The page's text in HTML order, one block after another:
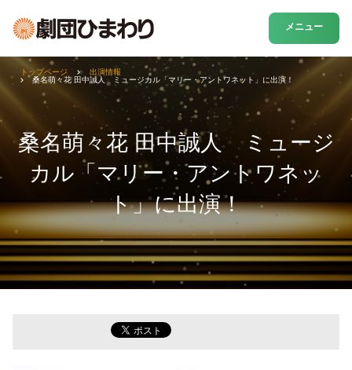
メニュー
桑名萌々花 田中誠人 ミュージ
カル「マリー・アントワネッ
ト」に出演！
トップページ
出演情報
桑名萌々花 田中誠人 ミュージカル「マリー・アントワネット」に出演！